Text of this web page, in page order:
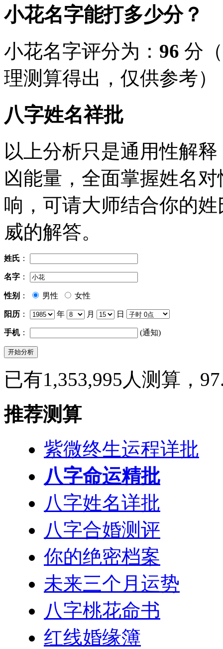
小花名字能打多少分？
小花名字评分为： 96 分
理测算得出，仅供参考）
八字姓名祥批
以上分析只是通用性解
凶能量，全面掌握姓名
响，可请大师结合你的
威的解答。
姓氏 ：
名字 ：
性别 ： 男性 女性
阳历 ： 年 月 日
手机： (通知)
已有1,353,995人测算，
推荐测算
紫微终生运程详批
八字命运精批
八字姓名详批
八字合婚测评
你的绝密档案
未来三个月运势
八字桃花命书
红线婚缘簿